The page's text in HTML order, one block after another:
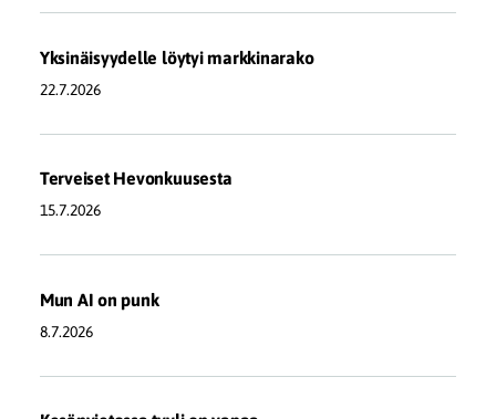
Yksinäisyydelle löytyi markkinarako
22.7.2026
Terveiset Hevonkuusesta
15.7.2026
Mun AI on punk
8.7.2026